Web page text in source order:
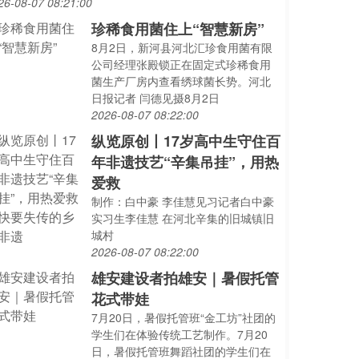
珍稀食用菌住上“智慧新房”
8月2日，新河县河北汇珍食用菌有限
公司经理张殿锁正在固定式珍稀食用
菌生产厂房内查看绣球菌长势。河北
日报记者 闫德见摄8月2日
2026-08-07 08:22:00
纵览原创丨17岁高中生守住百
年非遗技艺“辛集吊挂”，用热
爱救
制作：白中豪 李佳慧见习记者白中豪
实习生李佳慧 在河北辛集的旧城镇旧
城村
2026-08-07 08:22:00
雄安建设者拍雄安｜暑假托管
花式带娃
7月20日，暑假托管班“金工坊”社团的
学生们在体验传统工艺制作。7月20
日，暑假托管班舞蹈社团的学生们在